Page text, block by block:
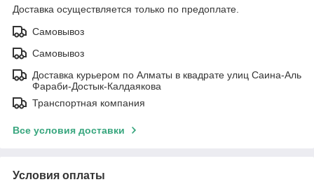
Доставка осуществляется только по предоплате.
Самовывоз
Самовывоз
Доставка курьером по Алматы в квадрате улиц Саина-Аль
Фараби-Достык-Калдаякова
Транспортная компания
Все условия доставки
Условия оплаты